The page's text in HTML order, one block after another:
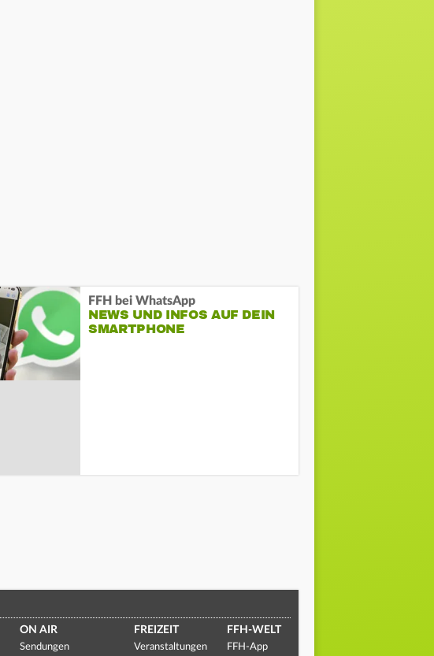
FFH bei WhatsApp
NEWS UND INFOS AUF DEIN
SMARTPHONE
ON AIR
Sendungen
FREIZEIT
Veranstaltungen
FFH-WELT
FFH-App